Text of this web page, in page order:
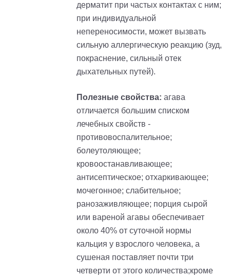
дерматит при частых контактах с ним;
при индивидуальной
непереносимости, может вызвать
сильную аллергическую реакцию (зуд,
покраснение, сильный отек
дыхательных путей).
Полезные свойства: агава
отличается большим списком
лечебных свойств -
противовоспалительное;
болеутоляющее;
кровоостанавливающее;
антисептическое; отхаркивающее;
мочегонное; слабительное;
ранозаживляющее; порция сырой
или вареной агавы обеспечивает
около 40% от суточной нормы
кальция у взрослого человека, а
сушеная поставляет почти три
четверти от этого количества;кроме